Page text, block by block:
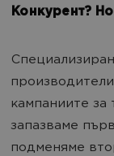
Конкурент?
кампаниите за
запазваме
подменяме